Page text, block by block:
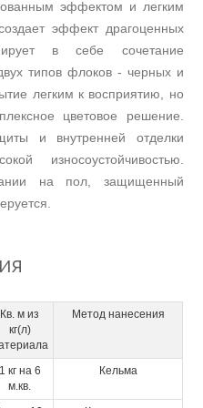
эффектом и легким
эффект драгоценных
в себе сочетание
типов флоков - черных и
легким к восприятию, но
цветовое решение.
и внутренней отделки
износоустойчивостью.
на пол, защищенный
Кв. м из
кг(л)
Метод нанесения
1 кг на 6
м.кв.
Кельма